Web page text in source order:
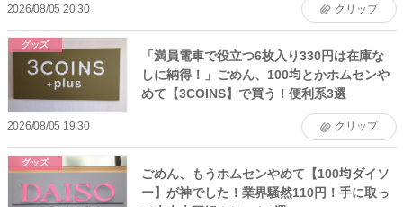
2026/08/05 20:30 クリップ
グッズ
「満員電車で役立つ6枚入り330円は在庫な
しに納得！」ごめん、100均とかホムセンや
めて【3COINS】で買う！便利系3選
2026/08/05 19:30 クリップ
グッズ
ごめん、もうホムセンやめて【100均ダイソ
ー】が神でした！業界騒然110円！手に取っ